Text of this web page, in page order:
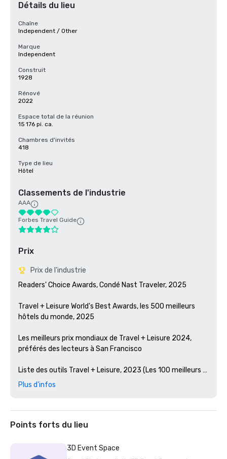
Détails du lieu
Chaîne
Independent / Other
Marque
Independent
Construit
1928
Rénové
2022
Espace total de la réunion
15 176 pi. ca.
Chambres d'invités
418
Type de lieu
Hôtel
Classements de l'industrie
AAA
Forbes Travel Guide
Prix
Prix de l'industrie
Readers' Choice Awards, Condé Nast Traveler, 2025
Travel + Leisure World's Best Awards, les 500 meilleurs
hôtels du monde, 2025
Les meilleurs prix mondiaux de Travel + Leisure 2024,
préférés des lecteurs à San Francisco
Liste des outils Travel + Leisure, 2023 (Les 100 meilleurs
nouveaux hôtels du monde)
Les meilleurs bars d'Amérique, Esquire 2024
Guide Michelin, 2024 (restaurations d'hôtels préférées en
2023)
Plus d'infos
Points forts du lieu
3D Event Space